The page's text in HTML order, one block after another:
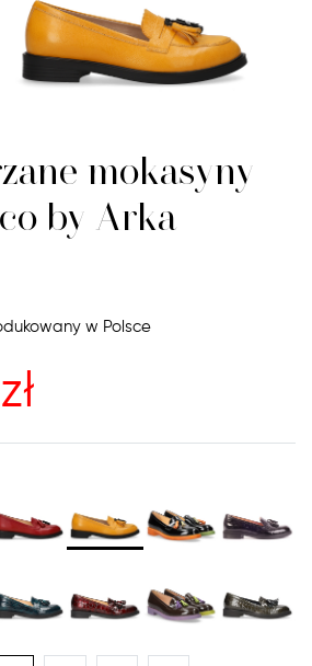
mokasyny
by Arka
w Polsce
zł